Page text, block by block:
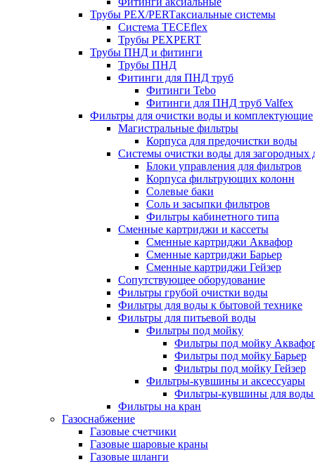
Трубы PEX/PERTаксиальные системы
Система TECEflex
Трубы PEXPERT
Трубы ПНД и фитинги
Трубы ПНД
Фитинги для ПНД труб
Фитинги Tebo
Фитинги для ПНД труб Valfex
Фильтры для очистки воды и комплектующие
Магистральные фильтры
Корпуса для предочистки воды
Системы очистки воды для загородных
Блоки управления для фильтров
Корпуса фильтрующих колонн
Солевые баки
Соль и засыпки фильтров
Фильтры кабинетного типа
Сменные картриджи и кассеты
Сменные картриджи Аквафор
Сменные картриджи Барьер
Сменные картриджи Гейзер
Сопутствующее оборудование
Фильтры грубой очистки воды
Фильтры для воды к бытовой технике
Фильтры для питьевой воды
Фильтры под мойку
Фильтры под мойку
Фильтры под мойку Барьер
Фильтры под мойку Гейзер
Фильтры-кувшины и аксессуары
Фильтры-кувшины для
Фильтры на кран
Газоснабжение
Газовые счетчики
Газовые шаровые краны
Газовые шланги